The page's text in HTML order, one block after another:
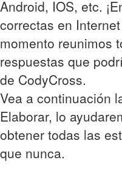
Android, IOS, etc.
correctas en
momento reunimos
respuestas que
de CodyCross.
Vea a continuación
Elaborar, lo
obtener todas las
que nunca.